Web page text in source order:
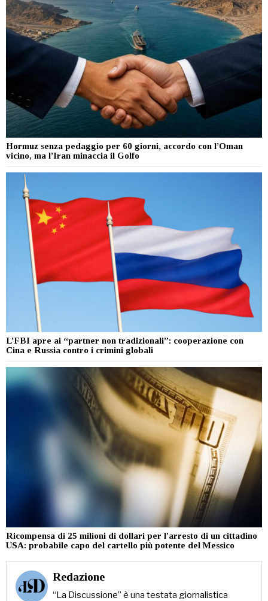
Hormuz senza pedaggio per 60 giorni, accordo con l’Oman
vicino, ma l’Iran minaccia il Golfo
L’FBI apre ai “partner non tradizionali”: cooperazione con
Cina e Russia contro i crimini globali
Ricompensa di 25 milioni di dollari per l’arresto di un cittadino
USA: probabile capo del cartello più potente del Messico
Redazione
“La Discussione” è una testata giornalistica